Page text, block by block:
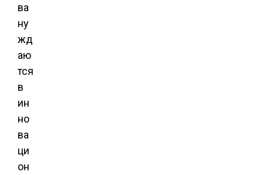
ва
ну
жд
аю
тся
в
ин
но
ва
ци
он